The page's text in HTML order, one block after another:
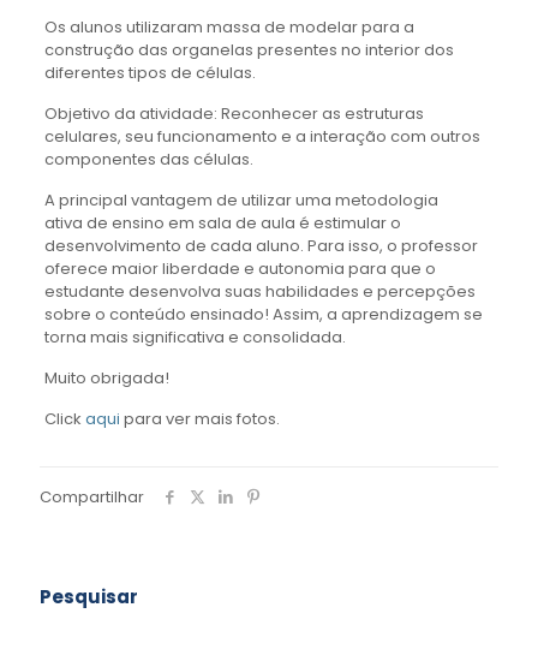
Os alunos utilizaram massa de modelar para a
construção das organelas presentes no interior dos
diferentes tipos de células.
Objetivo da atividade: Reconhecer as estruturas
celulares, seu funcionamento e a interação com outros
componentes das células.
A principal vantagem de utilizar uma metodologia
ativa de ensino em sala de aula é estimular o
desenvolvimento de cada aluno. Para isso, o professor
oferece maior liberdade e autonomia para que o
estudante desenvolva suas habilidades e percepções
sobre o conteúdo ensinado! Assim, a aprendizagem se
torna mais significativa e consolidada.
Muito obrigada!
Click aqui para ver mais fotos.
Compartilhar
Pesquisar